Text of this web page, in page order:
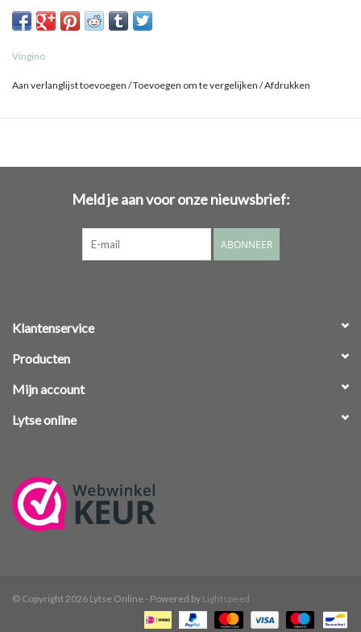
Vingino
Aan verlanglijst toevoegen /Toevoegen om te vergelijken /Afdrukken
Meld je aan voor onze nieuwsbrief:
ABONNEER
Klantenservice
Producten
Mijn account
Lytse online
© Copyright 2026 Lytse Online - Powered by Lightspeed